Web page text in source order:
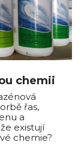
chemii
řas,
a
existují
chemie?